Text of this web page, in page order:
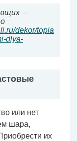
—
dekor/topia
dlya-
или нет
шара,
их